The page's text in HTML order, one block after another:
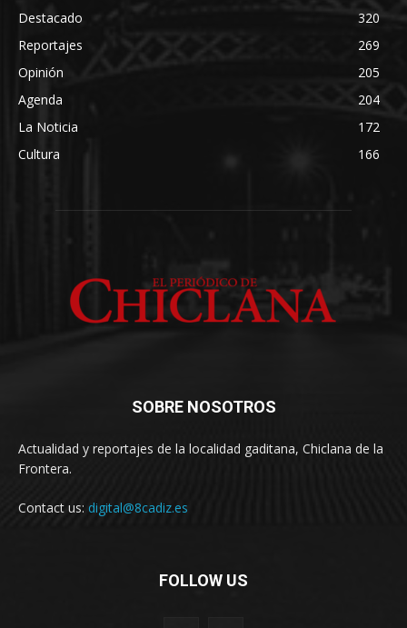
Destacado
320
Reportajes
269
Opinión
205
Agenda
204
La Noticia
172
Cultura
166
SOBRE NOSOTROS
Actualidad y reportajes de la localidad gaditana, Chiclana de la
Frontera.
Contact us: digital@8cadiz.es
FOLLOW US